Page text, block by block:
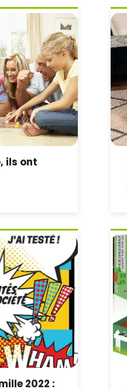
ils ont
2022 :